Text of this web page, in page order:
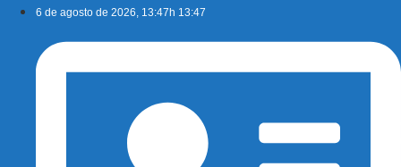
conteúdo
6 de agosto de 2026, 13:47h 13:47